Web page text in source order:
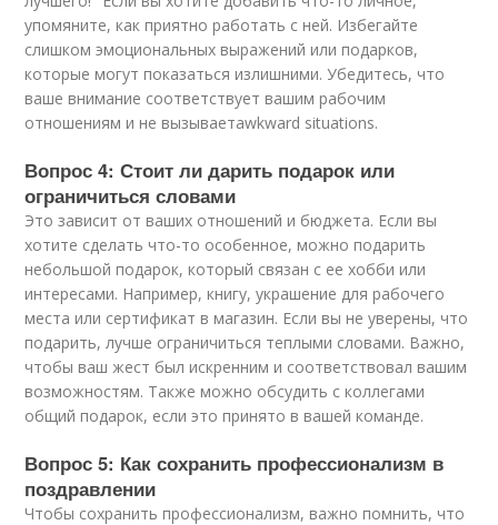
упомяните, как приятно работать с ней. Избегайте
слишком эмоциональных выражений или подарков,
которые могут показаться излишними. Убедитесь, что
ваше внимание соответствует вашим рабочим
отношениям и не вызываетawkward situations.
Вопрос 4: Стоит ли дарить подарок или
ограничиться словами
Это зависит от ваших отношений и бюджета. Если вы
хотите сделать что-то особенное, можно подарить
небольшой подарок, который связан с ее хобби или
интересами. Например, книгу, украшение для рабочего
места или сертификат в магазин. Если вы не уверены, что
подарить, лучше ограничиться теплыми словами. Важно,
чтобы ваш жест был искренним и соответствовал вашим
возможностям. Также можно обсудить с коллегами
общий подарок, если это принято в вашей команде.
Вопрос 5: Как сохранить профессионализм в
поздравлении
Чтобы сохранить профессионализм, важно помнить, что